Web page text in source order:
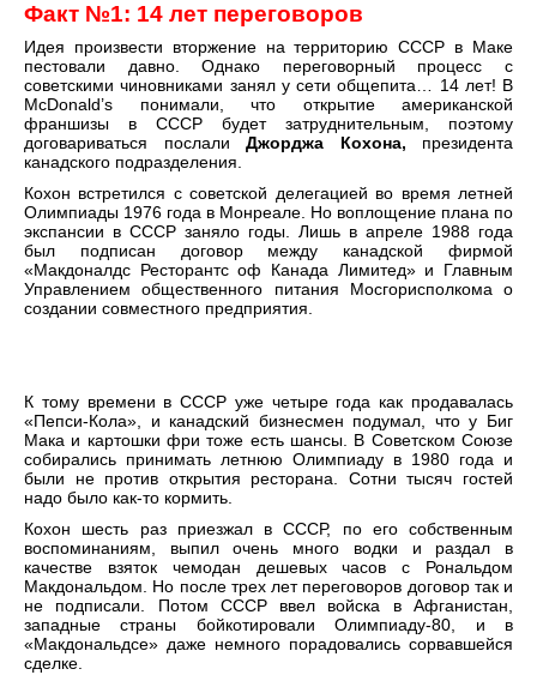
Факт №1: 14 лет переговоров
Идея произвести вторжение на территорию СССР в Маке
пестовали давно. Однако переговорный процесс с
советскими чиновниками занял у сети общепита… 14 лет! В
McDonald’s понимали, что открытие американской
франшизы в СССР будет затруднительным, поэтому
договариваться послали Джорджа Кохона, президента
канадского подразделения.
Кохон встретился с советской делегацией во время летней
Олимпиады 1976 года в Монреале. Но воплощение плана по
экспансии в СССР заняло годы. Лишь в апреле 1988 года
был подписан договор между канадской фирмой
«Макдоналдс Ресторантс оф Канада Лимитед» и Главным
Управлением общественного питания Мосгорисполкома о
создании совместного предприятия.
К тому времени в СССР уже четыре года как продавалась
«Пепси-Кола», и канадский бизнесмен подумал, что у Биг
Мака и картошки фри тоже есть шансы. В Советском Союзе
собирались принимать летнюю Олимпиаду в 1980 года и
были не против открытия ресторана. Сотни тысяч гостей
надо было как-то кормить.
Кохон шесть раз приезжал в СССР, по его собственным
воспоминаниям, выпил очень много водки и раздал в
качестве взяток чемодан дешевых часов с Рональдом
Макдональдом. Но после трех лет переговоров договор так и
не подписали. Потом СССР ввел войска в Афганистан,
западные страны бойкотировали Олимпиаду-80, и в
«Макдональдсе» даже немного порадовались сорвавшейся
сделке.